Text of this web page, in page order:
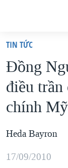
truy
cập
Tới
nội
chính
điều
VIỆT NAM
HOA KỲ
BIỂN ĐÔNG
THẾ GIỚI
DIỄN ĐÀN
TIN TỨC
Đồng
điều
chính Mỹ
Heda Bayron
17/09/2010